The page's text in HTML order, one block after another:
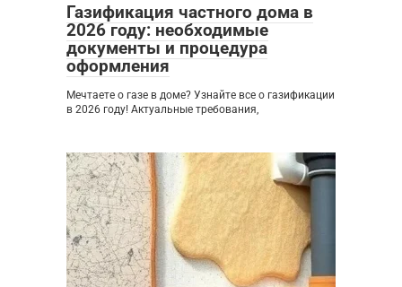
Газификация частного дома в
2026 году: необходимые
документы и процедура
оформления
Мечтаете о газе в доме? Узнайте все о газификации
в 2026 году! Актуальные требования,